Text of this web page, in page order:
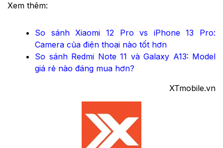
Xem thêm:
So sánh Xiaomi 12 Pro vs iPhone 13 Pro:
Camera của điện thoại nào tốt hơn
So sánh Redmi Note 11 và Galaxy A13: Model
giá rẻ nào đáng mua hơn?
XTmobile.vn